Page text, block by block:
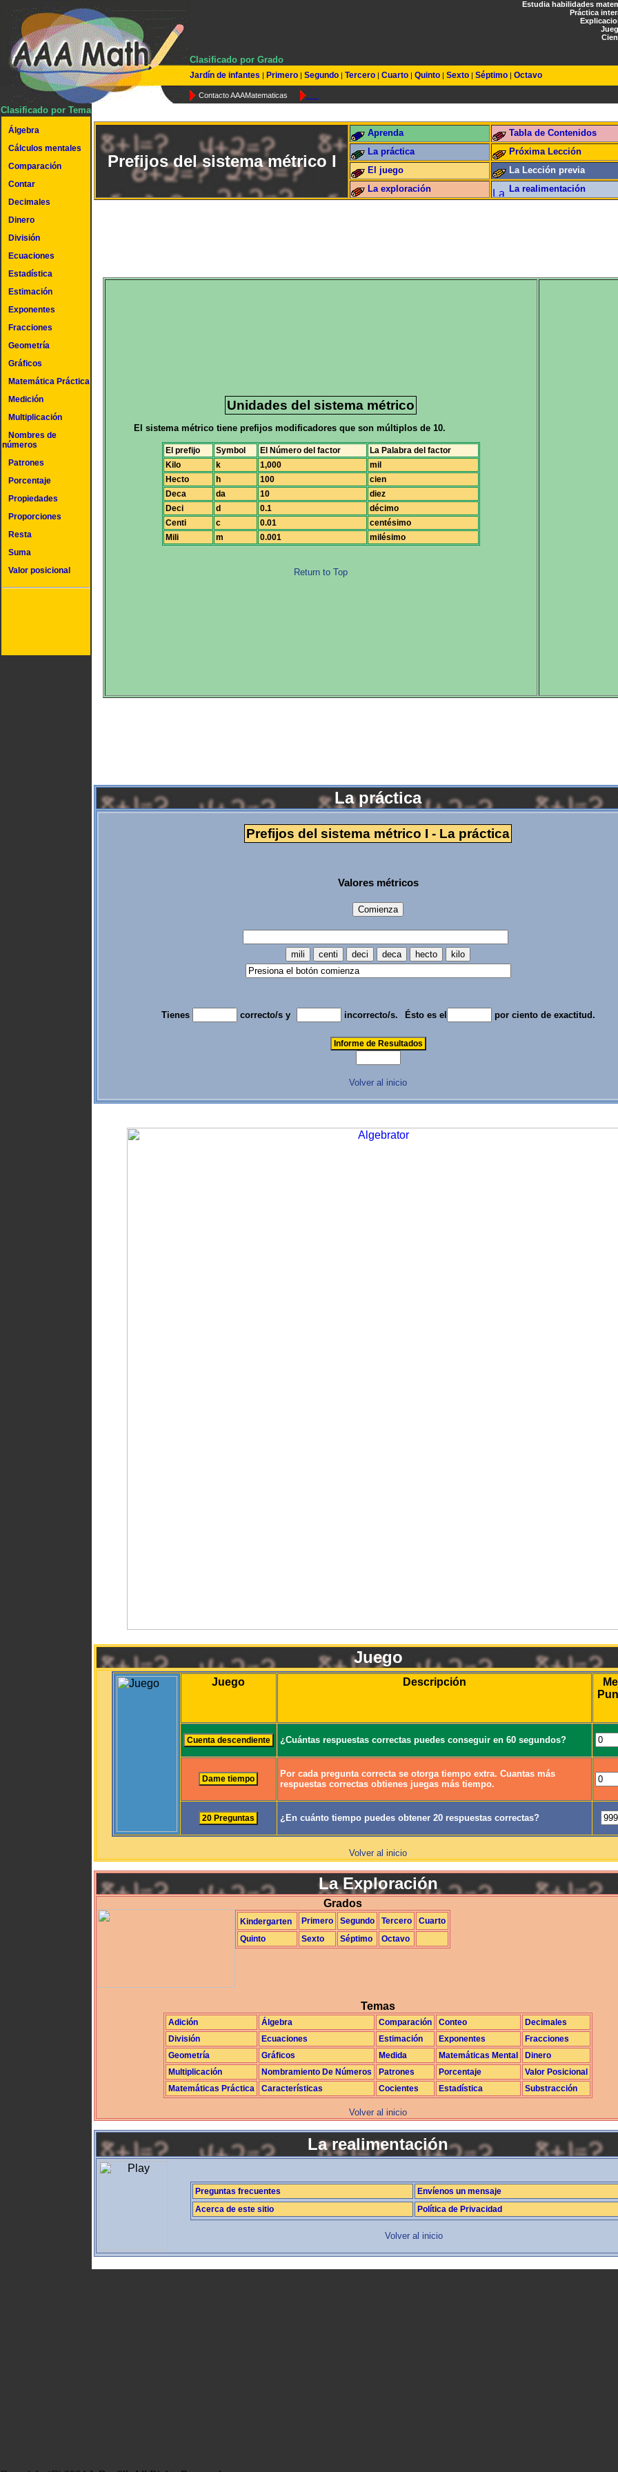
Clasificado por Grado
Estudia habilidades
Práctica
Jardín de infantes | Primero | Segundo | Tercero | Cuarto | Quinto | Sexto | Séptimo | Octavo
Contacto AAAMatematicas
Clasificado por Tema
Álgebra
Cálculos mentales
Comparación
Contar
Decimales
Dinero
División
Ecuaciones
Estadística
Estimación
Exponentes
Fracciones
Geometría
Gráficos
Matemática Práctica
Medición
Multiplicación
Nombres de
números
Patrones
Porcentaje
Propiedades
Proporciones
Resta
Suma
Valor posicional
Prefijos del sistema métrico I
Aprenda
Tabla de Contenidos
La práctica
Próxima Lección
El juego
La Lección previa
La exploración
La realimentación
Unidades del sistema métrico
El sistema métrico tiene prefijos modificadores que son múltiplos de 10.
El prefijo Symbol El Número del factor
La Palabra del factor
Kilo
k 1,000
mil
Hecto
h 100
cien
Deca
da 10
diez
Deci
d 0.1
décimo
Centi
c 0.01
centésimo
Mili
m 0.001 milésimo
Return to Top
La práctica
Prefijos del sistema métrico I - La práctica
Valores métricos
Tienes correcto/s y incorrecto/s. Ésto es el por ciento de exactitud.
Volver al inicio
Juego
Juego Descripción
¿Cuántas respuestas correctas puedes conseguir en 60 segundos?
Por cada pregunta correcta se otorga tiempo extra. Cuantas más
respuestas correctas obtienes juegas más tiempo.
¿En cuánto tiempo puedes obtener 20 respuestas correctas?
Volver al inicio
La Exploración
Grados
Kindergarten Primero Segundo Tercero
Cuarto
Quinto
Sexto Séptimo Octavo
Temas
Adición Álgebra Comparación Conteo
Decimales
División
Ecuaciones Estimación Exponentes
Fracciones
Geometría
Gráficos Medida Matemáticas Mental
Dinero
Multiplicación
Nombramiento De Números Patrones Porcentaje
Valor Posicional
Matemáticas Práctica
Características Cocientes Estadística Substracción
Volver al inicio
La realimentación
Preguntas frecuentes
Envíenos un mensaje
Acerca de este sitio
Política de Privacidad
Volver al inicio